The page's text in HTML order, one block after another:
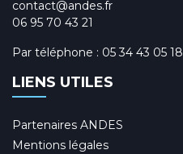
contact@andes.fr
06 95 70 43 21
Par téléphone : 05 34 43 05 18
LIENS UTILES
Partenaires ANDES
Mentions légales